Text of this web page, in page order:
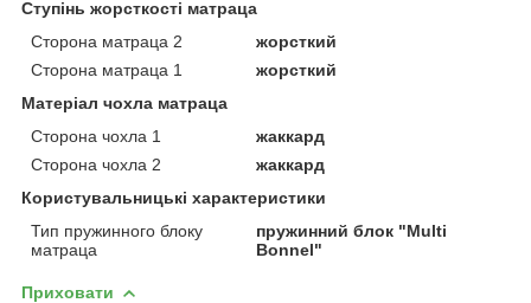
Ступінь жорсткості матраца
Сторона матраца 2
жорсткий
Сторона матраца 1
жорсткий
Матеріал чохла матраца
Сторона чохла 1
жаккард
Сторона чохла 2
жаккард
Користувальницькі характеристики
Тип пружинного блоку
матраца
пружинний блок "Multi
Bonnel"
Приховати